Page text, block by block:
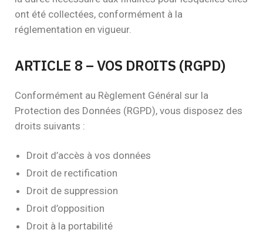
ont été collectées, conformément à la
réglementation en vigueur.
ARTICLE 8 – VOS DROITS (RGPD)
Conformément au Règlement Général sur la
Protection des Données (RGPD), vous disposez des
droits suivants :
Droit d’accès à vos données
Droit de rectification
Droit de suppression
Droit d’opposition
Droit à la portabilité